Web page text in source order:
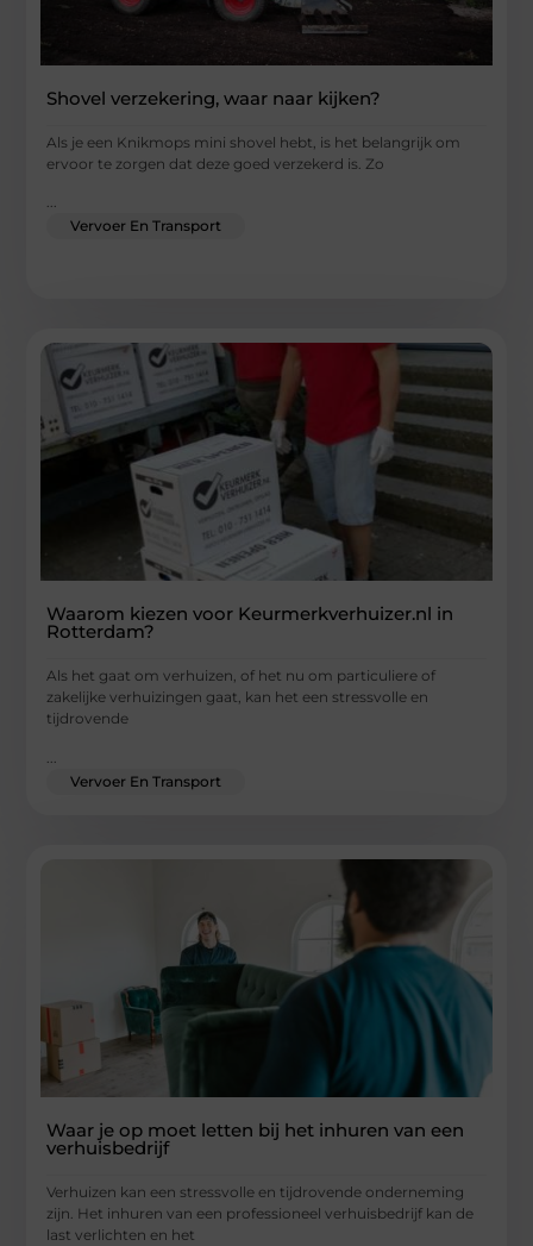
Shovel verzekering, waar naar kijken?
Als je een Knikmops mini shovel hebt, is het belangrijk om
ervoor te zorgen dat deze goed verzekerd is. Zo
...
Vervoer En Transport
Waarom kiezen voor Keurmerkverhuizer.nl in
Rotterdam?
Als het gaat om verhuizen, of het nu om particuliere of
zakelijke verhuizingen gaat, kan het een stressvolle en
tijdrovende
Vervoer En Transport
Waar je op moet letten bij het inhuren van een
verhuisbedrijf
Verhuizen kan een stressvolle en tijdrovende onderneming
zijn. Het inhuren van een professioneel verhuisbedrijf kan de
last verlichten en het